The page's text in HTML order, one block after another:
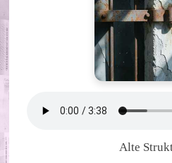
Alte